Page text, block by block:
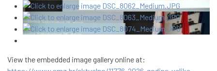
View the embedded image gallery online at: